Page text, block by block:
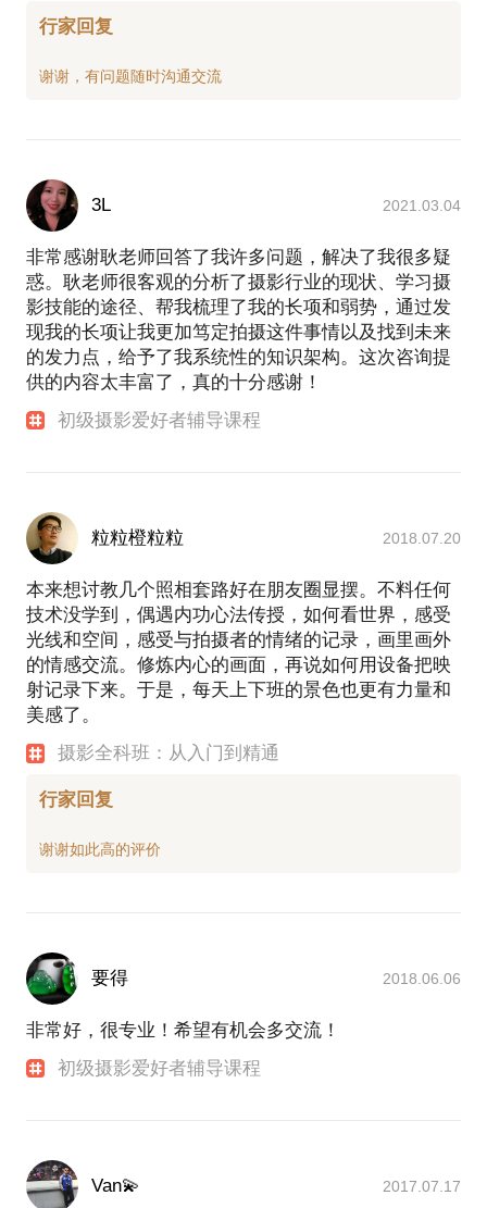
行家回复
3L 2021.03.04
非常感谢耿老师回答了我许多问题，解决了我很多疑
惑。耿老师很客观的分析了摄影行业的现状、学习摄
影技能的途径、帮我梳理了我的长项和弱势，通过发
现我的长项让我更加笃定拍摄这件事情以及找到未来
的发力点，给予了我系统性的知识架构。这次咨询提
供的内容太丰富了，真的十分感谢！
初级摄影爱好者辅导课程
粒粒橙粒粒 2018.07.20
本来想讨教几个照相套路好在朋友圈显摆。不料任何
技术没学到，偶遇内功心法传授，如何看世界，感受
光线和空间，感受与拍摄者的情绪的记录，画里画外
的情感交流。修炼内心的画面，再说如何用设备把映
射记录下来。于是，每天上下班的景色也更有力量和
美感了。
摄影全科班：从入门到精通
行家回复
要得 2018.06.06
非常好，很专业！希望有机会多交流！
初级摄影爱好者辅导课程
Van💫 2017.07.17